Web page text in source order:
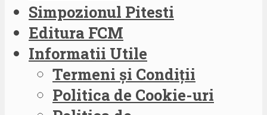
Simpozionul Pitesti
Editura FCM
Informatii Utile
Termeni și Condiții
Politica de Cookie-uri